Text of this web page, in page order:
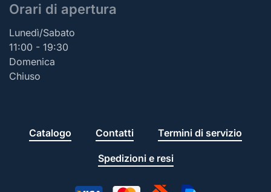
Orari di apertura
Lunedì/Sabato
11:00 - 19:30
Domenica
Chiuso
Catalogo Contatti Termini di servizio
Spedizioni e resi